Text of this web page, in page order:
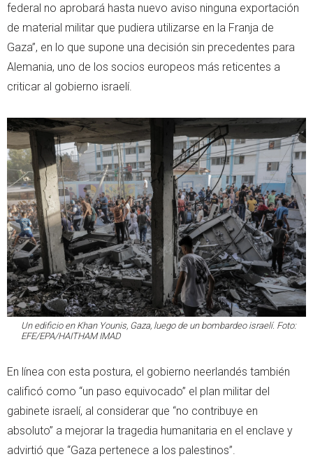
federal no aprobará hasta nuevo aviso ninguna exportación
de material militar que pudiera utilizarse en la Franja de
Gaza”, en lo que supone una decisión sin precedentes para
Alemania, uno de los socios europeos más reticentes a
criticar al gobierno israelí.
Un edificio en Khan Younis, Gaza, luego de un bombardeo israelí. Foto:
EFE/EPA/HAITHAM IMAD
En línea con esta postura, el gobierno neerlandés también
calificó como “un paso equivocado” el plan militar del
gabinete israelí, al considerar que “no contribuye en
absoluto” a mejorar la tragedia humanitaria en el enclave y
advirtió que “Gaza pertenece a los palestinos”.